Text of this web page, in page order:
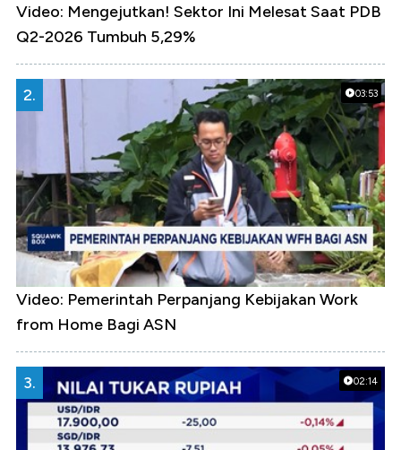
Video: Mengejutkan! Sektor Ini Melesat Saat PDB
Q2-2026 Tumbuh 5,29%
03:53
2.
Video: Pemerintah Perpanjang Kebijakan Work
from Home Bagi ASN
02:14
3.